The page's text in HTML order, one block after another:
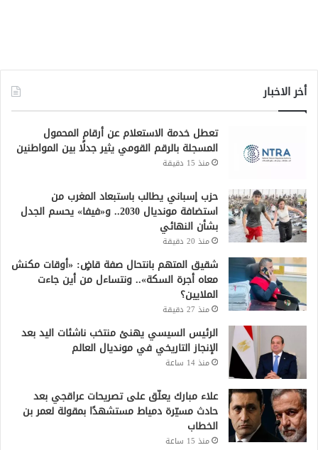
أخر الاخبار
تعطل خدمة الاستعلام عن أرقام المحمول
المسجلة بالرقم القومي يثير جدلًا بين المواطنين
منذ 15 دقيقة
حزب إسباني يطالب باستبعاد المغرب من
استضافة مونديال 2030.. و«فيفا» يحسم الجدل
بشأن النهائي
منذ 20 دقيقة
شقيق المتهم بانتحال صفة قاضٍ: «أوقات مكنش
معاه أجرة السكة».. ونتساءل من أين جاءت
الملايين؟
منذ 27 دقيقة
الرئيس السيسي يهنئ منتخب ناشئات اليد بعد
الإنجاز التاريخي في مونديال العالم
منذ 14 ساعة
علاء مبارك يعلّق على تصريحات عراقجي بعد
حادث مسيّرة دمياط مستشهدًا بمقولة لعمر بن
الخطاب
منذ 15 ساعة